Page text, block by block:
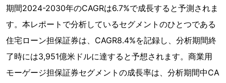
期間2024-2030年のCAGRは6.7%で成長すると予測されま
す。本レポートで分析しているセグメントのひとつである
住宅ローン担保証券は、CAGR8.4%を記録し、分析期間終
了時には3,951億米ドルに達すると予想されます。商業用
モーゲージ担保証券セグメントの成長率は、分析期間中CA